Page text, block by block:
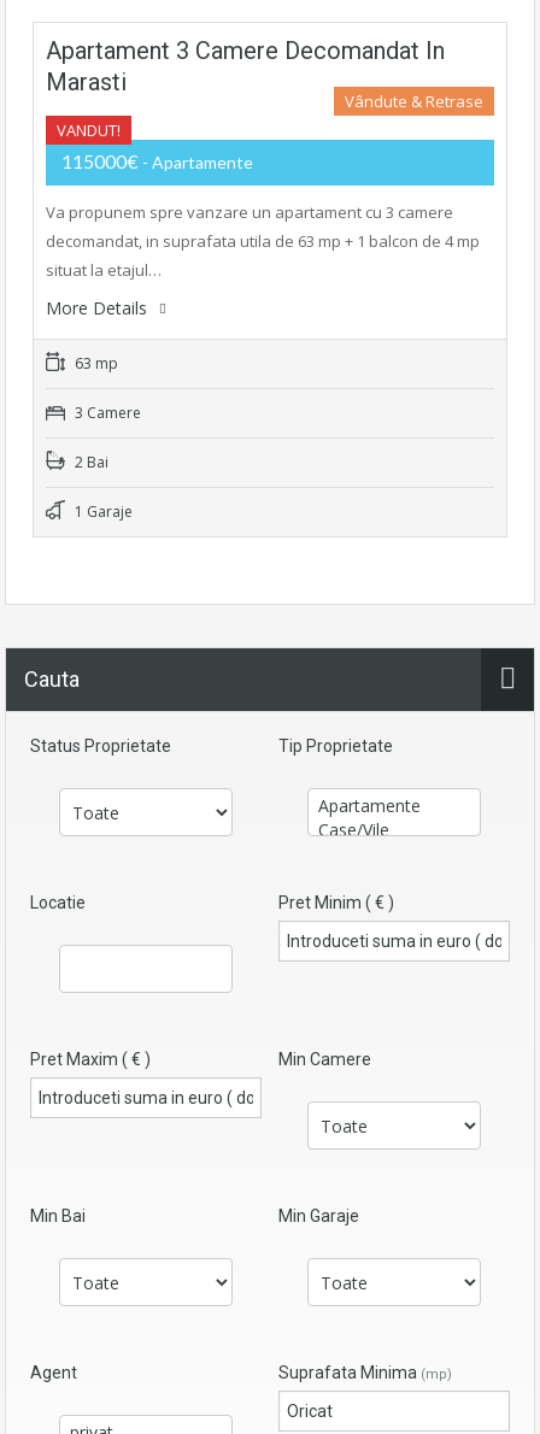
Apartament 3 Camere Decomandat In
Marasti
VANDUT!
Vândute & Retrase
115000€ - Apartamente
Va propunem spre vanzare un apartament cu 3 camere
decomandat, in suprafata utila de 63 mp + 1 balcon de 4 mp
situat la etajul…
More Details
63 mp
3 Camere
2 Bai
1 Garaje
Cauta
Status Proprietate Tip Proprietate
Locatie Pret Minim ( € )
Pret Maxim ( € ) Min Camere
Min Bai Min Garaje
Agent Suprafata Minima (mp)